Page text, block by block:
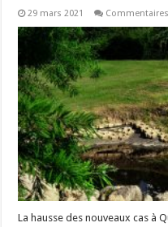
29 mars 2021
La hausse des nouveaux cas à